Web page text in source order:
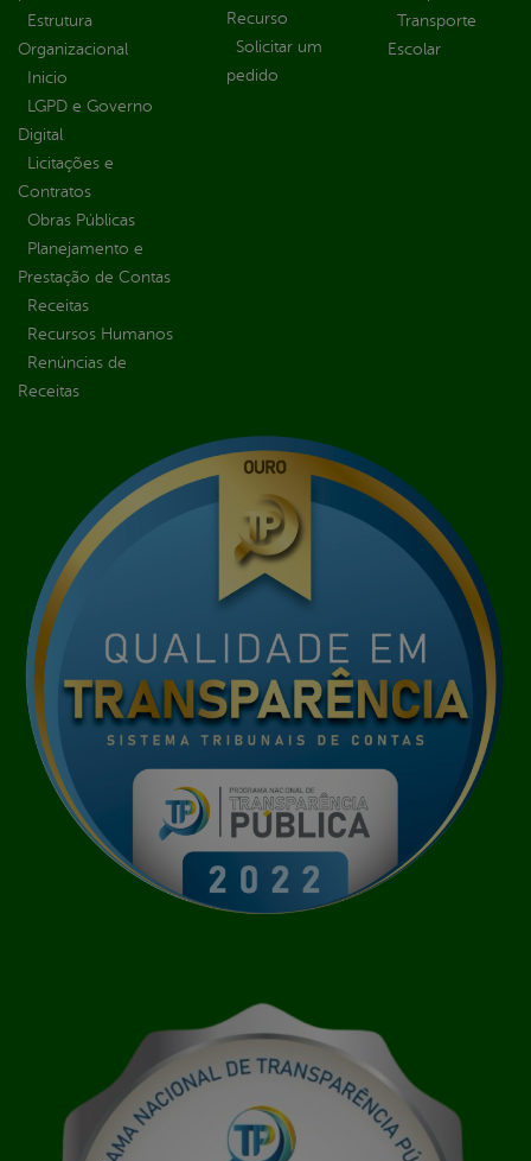
Estrutura
Organizacional
Inicio
LGPD e Governo
Digital
Licitações e
Contratos
Obras Públicas
Planejamento e
Prestação de Contas
Receitas
Recursos Humanos
Renúncias de
Receitas
Recurso
Solicitar um
pedido
Transporte
Escolar